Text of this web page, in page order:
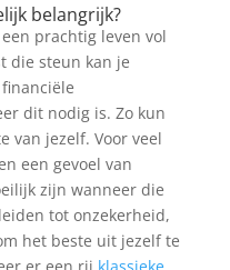
belangrijk?
prachtig leven vol
die steun kan je
dit nodig is. Zo kun
van jezelf. Voor veel
een gevoel van
zijn wanneer die
tot onzekerheid,
het beste uit jezelf te